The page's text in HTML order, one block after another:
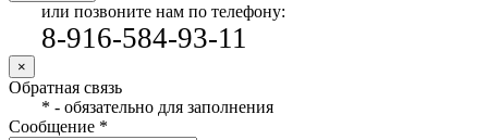
или позвоните нам по телефону:
8-916-584-93-11
×
Обратная связь
* - обязательно для заполнения
Сообщение *